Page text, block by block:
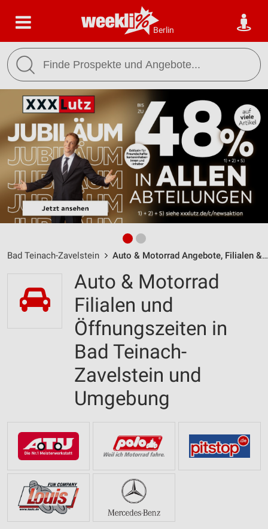
Berlin
Bad Teinach-Zavelstein Auto & Motorrad Angebote, Filialen & Öffnungszeiten
Auto & Motorrad
Filialen und
Öffnungszeiten in
Bad Teinach-
Zavelstein und
Umgebung